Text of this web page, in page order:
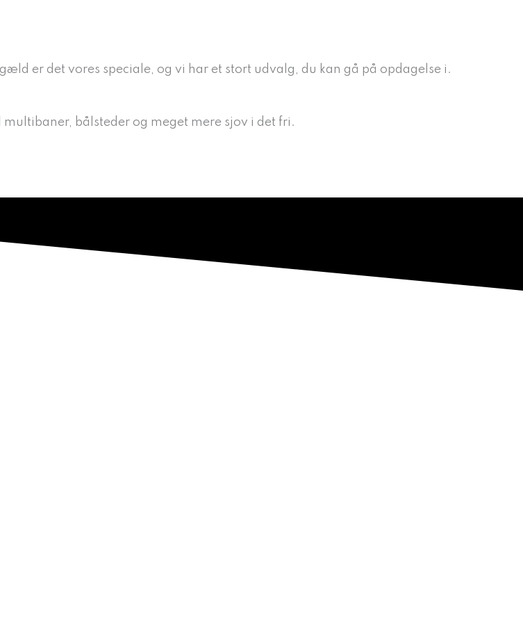
er det vores speciale, og vi har et stort udvalg, du kan gå på opdagelse i.
bålsteder og meget mere sjov i det fri.